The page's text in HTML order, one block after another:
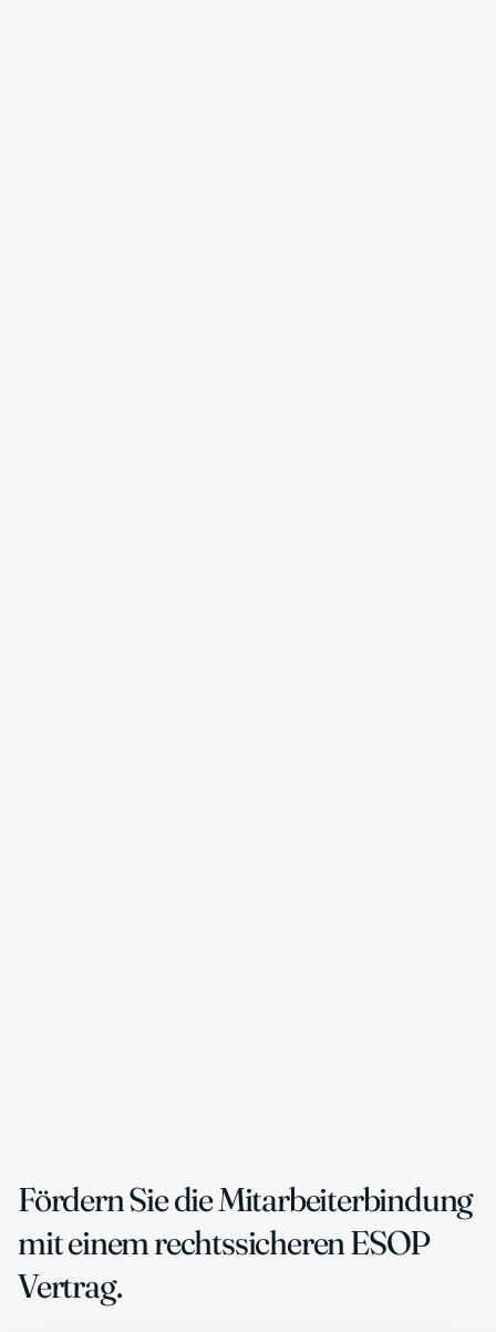
Fördern Sie die Mitarbeiterbindung
mit einem rechtssicheren ESOP
Vertrag.